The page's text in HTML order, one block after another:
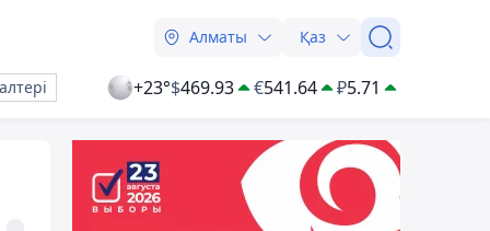
Алматы Қаз
+23°$469.93 €541.64 ₽5.71